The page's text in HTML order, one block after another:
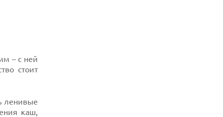
– с ней
стоит
ленивые
каш,